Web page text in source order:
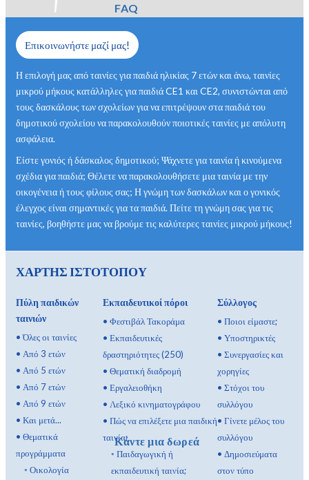
FAQ
Κάντε μια δωρεά
Επικοινωνήστε μαζί μας!
Η επιλογή μας από ταινίες για παιδιά ηλικίας 7 ετών και άνω, ταινίες
μικρού μήκους κατάλληλες για παιδιά CE1 και CE2, συνιστώνται από
τους δασκάλους των σχολείων για να επιτρέψουν στα παιδιά του
δημοτικού σχολείου να παρακολουθούν ποιοτικές ταινίες με απόλυτη
ασφάλεια.
Είστε γονιός ή δάσκαλος δημοτικού; Ψάχνετε για ταινία ή κινούμενα
σχέδια για παιδιά; Θέλετε να παρακολουθήσετε μια ταινία με την
οικογένεια ή τους φίλους σας; Η γνώμη των δασκάλων και ο γονικός
έλεγχος είναι σημαντικές για τα παιδιά. Πείτε τη γνώμη σας για τις
ταινίες, βοηθήστε μας να βρούμε τις καλύτερες ταινίες μικρού μήκους!
ΧΑΡΤΗΣ ΙΣΤΟΤΟΠΟΥ
Πύλη παιδικών
ταινιών
•Όλες οι ταινίες
• Από 3 ετών
• Από 5 ετών
• Από 7 ετών
• Από 9 ετών
• Και μετά...
• Θεματικά
προγράμματα
◦ Οικολογία
Εκπαιδευτικοί πόροι
• Φεστιβάλ Τακοράμα
• Εκπαιδευτικές
δραστηριότητες (250)
• Θεματική διαδρομή
• Εργαλειοθήκη
• Λεξικό κινηματογράφου
• Πώς να επιλέξετε μια παιδική
ταινία;
◦ Παιδαγωγική ή
εκπαιδευτική ταινία;
Σύλλογος
•Ποιοι είμαστε;
•Υποστηρικτές
•Συνεργασίες και
χορηγίες
•Στόχοι του
συλλόγου
•Γίνετε μέλος του
συλλόγου
•Δημοσιεύματα
στον τύπο